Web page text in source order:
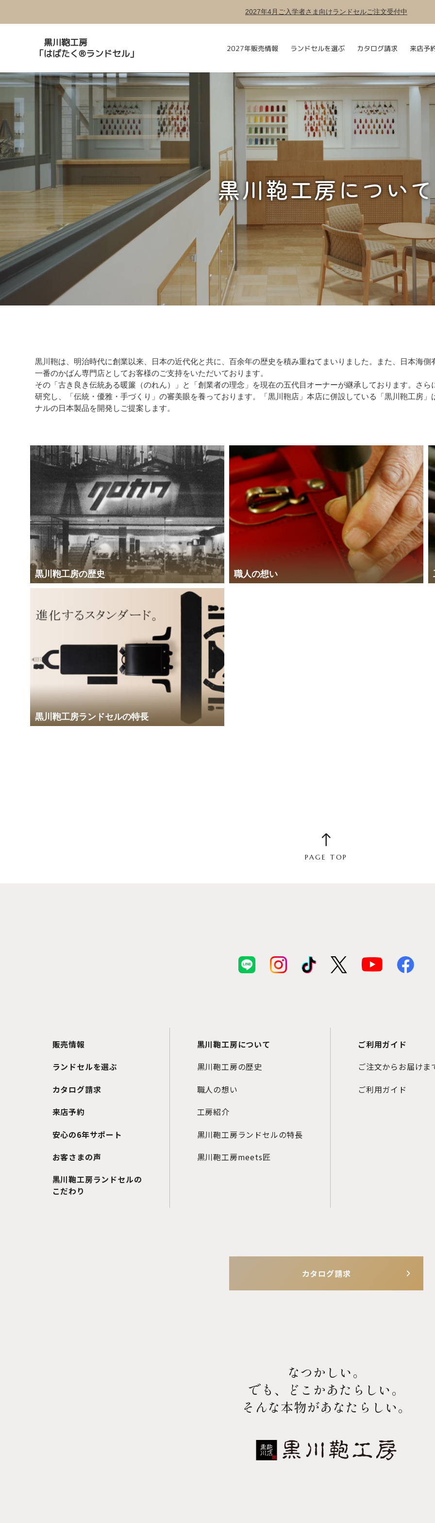
2027年4月ご入学者さま向けランドセルご注文受付中
黒川鞄工房
「はばたく®ランドセル」 2027年販売情報 ランドセルを選ぶ カタログ請求 来店予
黒川鞄工房について
黒川鞄は、明治時代に創業以来、日本の近代化と共に、百余年の歴史を積み重ねてまいりました。また、日本海
一番のかばん専門店としてお客様のご支持をいただいております。
その「古き良き伝統ある暖簾（のれん）」と「創業者の理念」を現在の五代目オーナーが継承しております。さ
研究し、「伝統・優雅・手づくり」の審美眼を養っております。「黒川鞄店」本店に併設している「黒川鞄工房
ナルの日本製品を開発しご提案します。
黒川鞄工房の歴史 職人の想い
黒川鞄工房ランドセルの特長
PAGE TOP
販売情報
ランドセルを選ぶ
カタログ請求
来店予約
安心の6年サポート
お客さまの声
黒川鞄工房ランドセルの
こだわり
黒川鞄工房について
黒川鞄工房の歴史
職人の想い
工房紹介
黒川鞄工房ランドセルの特長
黒川鞄工房meets匠
ご利用ガイド
ご注文からお届けま
ご利用ガイド
カタログ請求
なつかしい。
でも、どこかあたらしい。
そんな本物があなたらしい。